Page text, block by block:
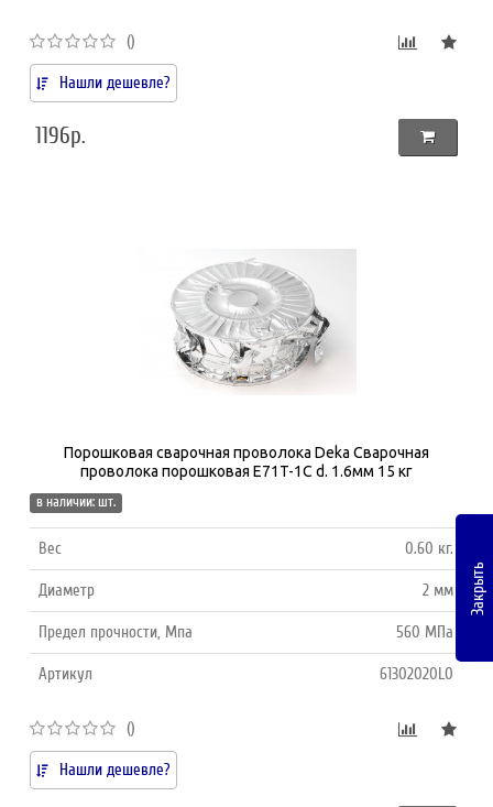
()
Нашли дешевле?
1196р.
Порошковая сварочная проволока Deka Сварочная
проволока порошковая E71T-1С d. 1.6мм 15 кг
в наличии: шт.
Вес 0.60 кг.
Диаметр 2 мм
Предел прочности, Мпа 560 МПа
Артикул 61302020L0
()
Нашли дешевле?
Закрыть